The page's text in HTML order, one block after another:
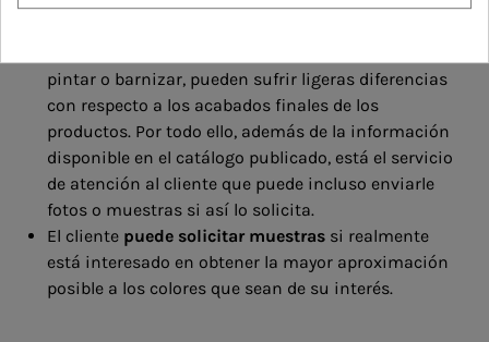
pintar o barnizar, pueden sufrir ligeras diferencias
con respecto a los acabados finales de los
productos. Por todo ello, además de la información
disponible en el catálogo publicado, está el servicio
de atención al cliente que puede incluso enviarle
fotos o muestras si así lo solicita.
El cliente puede solicitar muestras si realmente
está interesado en obtener la mayor aproximación
posible a los colores que sean de su interés.